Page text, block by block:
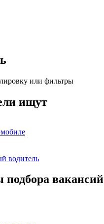
или фильтры
ищут
водитель
вакансий